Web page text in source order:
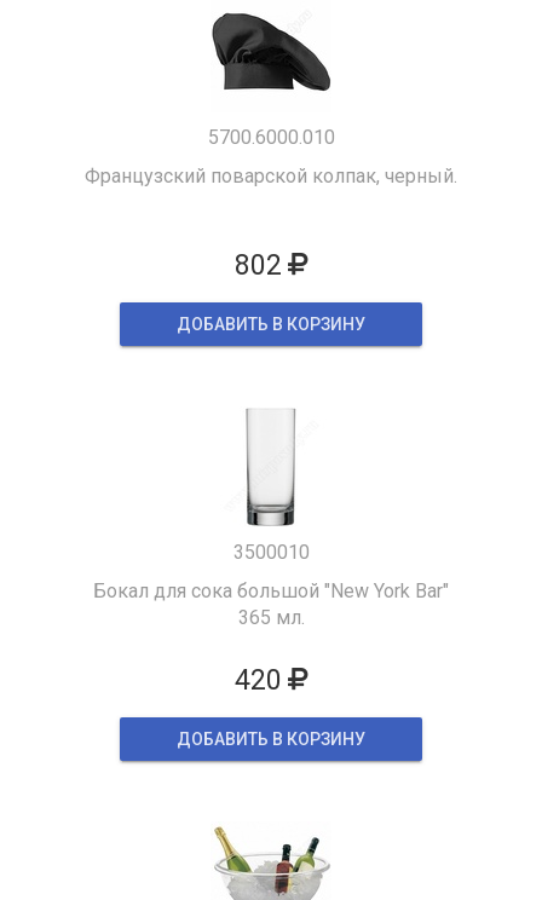
5700.6000.010
Французский поварской колпак, черный.
802
ДОБАВИТЬ В КОРЗИНУ
3500010
Бокал для сока большой "New York Bar"
365 мл.
420
ДОБАВИТЬ В КОРЗИНУ